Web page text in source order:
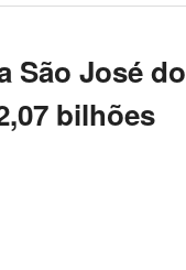
São José do
bilhões